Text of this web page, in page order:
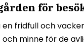
för
fridfull och
minne för de